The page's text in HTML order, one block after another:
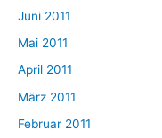
Juni 2011
Mai 2011
April 2011
März 2011
Februar 2011